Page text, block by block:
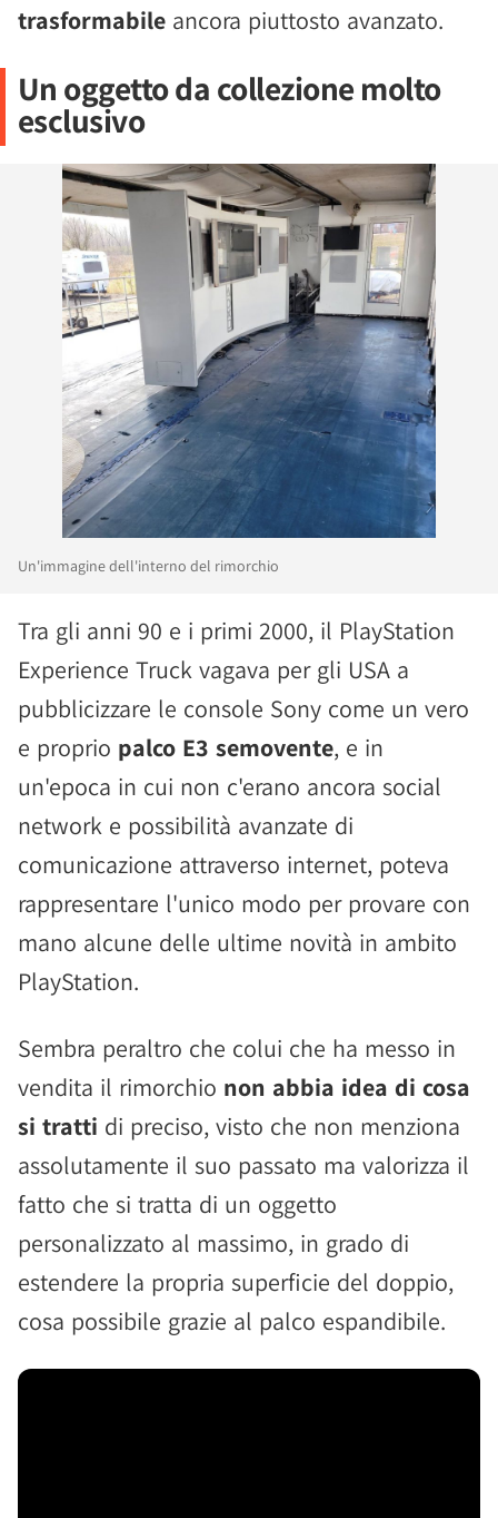
trasformabile ancora piuttosto avanzato.
Un oggetto da collezione molto
esclusivo
Un'immagine dell'interno del rimorchio
Tra gli anni 90 e i primi 2000, il PlayStation
Experience Truck vagava per gli USA a
pubblicizzare le console Sony come un vero
e proprio palco E3 semovente, e in
un'epoca in cui non c'erano ancora social
network e possibilità avanzate di
comunicazione attraverso internet, poteva
rappresentare l'unico modo per provare con
mano alcune delle ultime novità in ambito
PlayStation.
Sembra peraltro che colui che ha messo in
vendita il rimorchio non abbia idea di cosa
si tratti di preciso, visto che non menziona
assolutamente il suo passato ma valorizza il
fatto che si tratta di un oggetto
personalizzato al massimo, in grado di
estendere la propria superficie del doppio,
cosa possibile grazie al palco espandibile.